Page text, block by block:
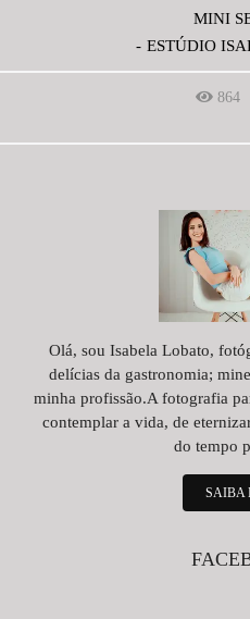
MINI
ESTÚDIO
864
Olá, sou Isabela Lobato,
delícias da gastronomia;
minha profissão.A fotografia
contemplar a vida, de
do tempo
SAIBA